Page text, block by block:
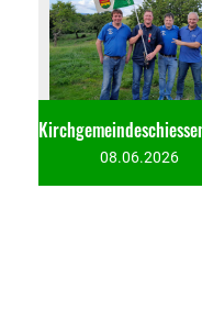
08.06.2026